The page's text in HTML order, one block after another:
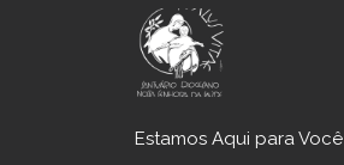
Estamos Aqui para Você